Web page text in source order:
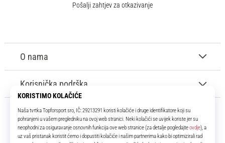
O nama
Korisnička podrška
Pošalji zahtjev za otkazivanje